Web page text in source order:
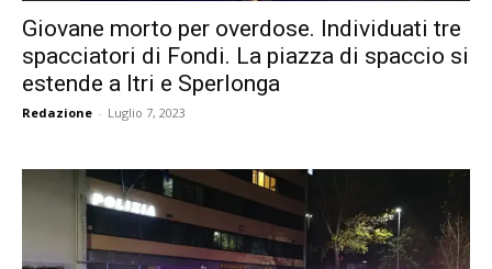
Giovane morto per overdose. Individuati tre
spacciatori di Fondi. La piazza di spaccio si
estende a Itri e Sperlonga
Redazione - Luglio 7, 2023